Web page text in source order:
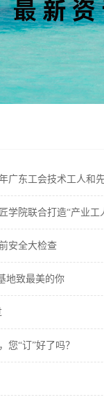
广东工会技术工人和
学院联合打造“产业
安全大检查
地致最美的你
您“订”好了吗？